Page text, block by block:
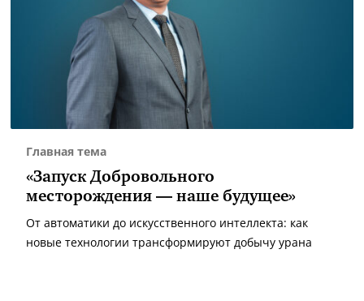
Главная тема
«Запуск Добровольного
месторождения — наше будущее»
От автоматики до искусственного интеллекта: как
новые технологии трансформируют добычу урана